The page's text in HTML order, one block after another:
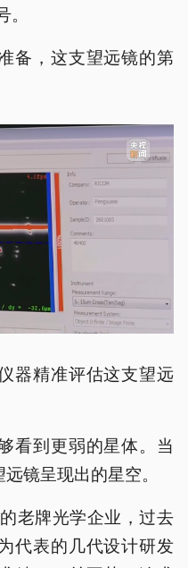
备，这支望远镜的第
器精准评估这支望远
看到更弱的星体。当
镜呈现出的星空。
老牌光学企业，过去
代表的几代设计研发